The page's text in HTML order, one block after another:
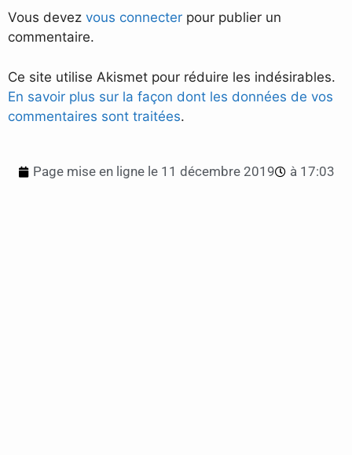
Vous devez vous connecter pour publier un
commentaire.
Ce site utilise Akismet pour réduire les indésirables.
En savoir plus sur la façon dont les données de vos
commentaires sont traitées.
Page mise en ligne le 11 décembre 2019 à 17:03